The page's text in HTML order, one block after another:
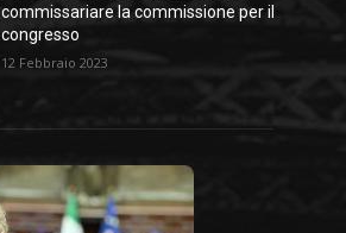
commissariare la commissione per il
congresso
12 Febbraio 2023